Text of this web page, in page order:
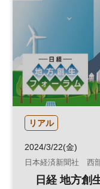
リアル
2024/3/22(金)
日本経済新聞社 西
日経 地方創